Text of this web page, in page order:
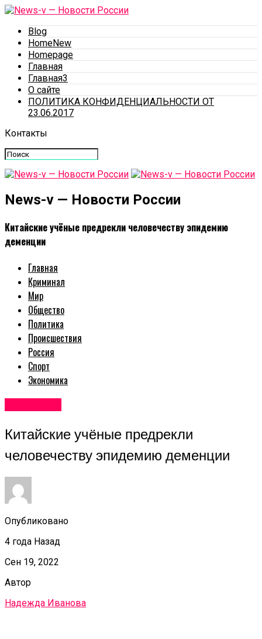
Blog
HomeNew
Homepage
Главная
Главная3
О сайте
ПОЛИТИКА КОНФИДЕНЦИАЛЬНОСТИ ОТ
23.06.2017
Контакты
News-v — Новости России
Китайские учёные предрекли человечеству эпидемию
деменции
Главная
Криминал
Мир
Общество
Политика
Происшествия
Россия
Спорт
Экономика
Китайские учёные предрекли
человечеству эпидемию деменции
Опубликовано
4 года Назад
Сен 19, 2022
Автор
Надежда Иванова